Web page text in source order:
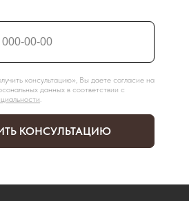
консультацию», Вы даете согласие на
данных в соответствии с
КОНСУЛЬТАЦИЮ